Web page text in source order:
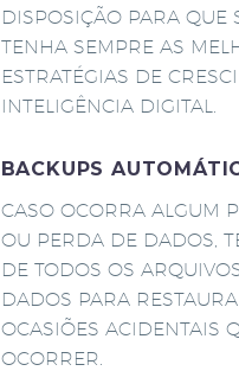
DISPOSIÇÃO PARA QUE
TENHA SEMPRE AS
ESTRATÉGIAS DE
INTELIGÊNCIA DIGITAL.
BACKUPS
CASO OCORRA ALGUM
OU PERDA DE DADOS,
DE TODOS OS
DADOS PARA
OCASIÕES ACIDENTAIS
OCORRER.